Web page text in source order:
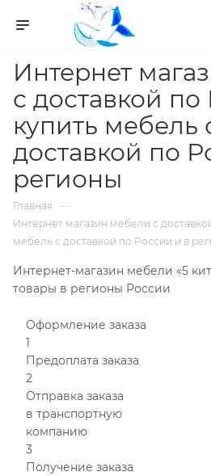
Интернет
с доставкой
купить мебель
доставкой по
регионы
Главная —
Интернет магазин мебели с
мебель с доставкой по России и в
Интернет-магазин мебели «5
товары в регионы России
Оформление заказа
1
Предоплата заказа
2
Отправка заказа
в транспортную
компанию
3
Получение заказа